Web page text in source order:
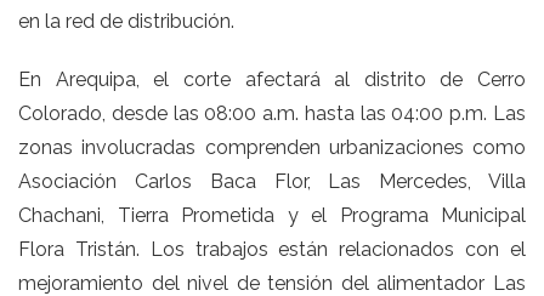
en la red de distribución.
En Arequipa, el corte afectará al distrito de Cerro
Colorado, desde las 08:00 a.m. hasta las 04:00 p.m. Las
zonas involucradas comprenden urbanizaciones como
Asociación Carlos Baca Flor, Las Mercedes, Villa
Chachani, Tierra Prometida y el Programa Municipal
Flora Tristán. Los trabajos están relacionados con el
mejoramiento del nivel de tensión del alimentador Las